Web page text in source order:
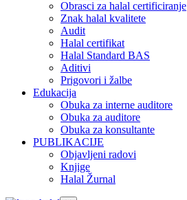
Obrasci za halal certificiranje
Znak halal kvalitete
Audit
Halal certifikat
Halal Standard BAS
Aditivi
Prigovori i žalbe
Edukacija
Obuka za interne auditore
Obuka za auditore
Obuka za konsultante
PUBLIKACIJE
Objavljeni radovi
Knjige
Halal Žurnal